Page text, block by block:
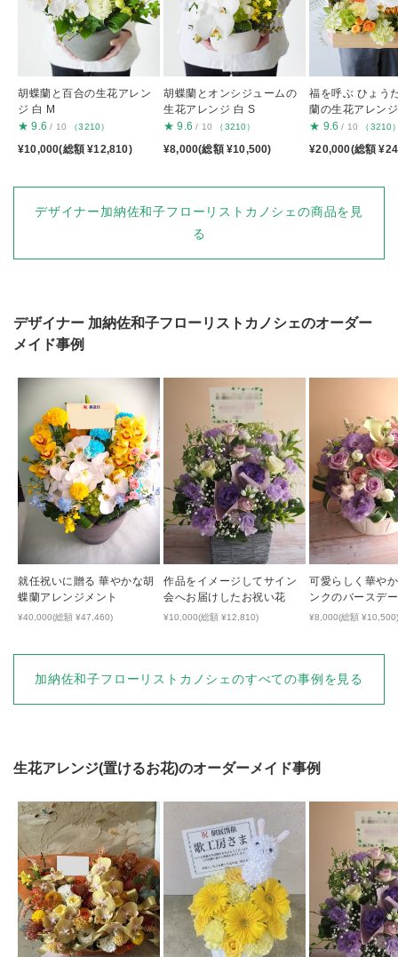
胡蝶蘭と百合の生花アレン
ジ 白 M
★ 9.6 / 10 （3210）
¥10,000(総額 ¥12,810)
胡蝶蘭とオンシジュームの
生花アレンジ 白 S
★ 9.6 / 10 （3210）
¥8,000(総額 ¥10,500)
福を呼ぶ ひょう
蘭の生花アレン
★ 9.6 / 10 （3210
¥20,000(総額
デザイナー加納佐和子フローリストカノシェの商品を見
る
デザイナー 加納佐和子フローリストカノシェのオーダー
メイド事例
就任祝いに贈る 華やかな胡
蝶蘭アレンジメント
¥40,000(総額 ¥47,460)
作品をイメージしてサイン
会へお届けしたお祝い花
¥10,000(総額 ¥12,810)
可愛らしく華や
ンクのバースデ
¥8,000(総額
加納佐和子フローリストカノシェのすべての事例を見る
生花アレンジ(置けるお花)のオーダーメイド事例